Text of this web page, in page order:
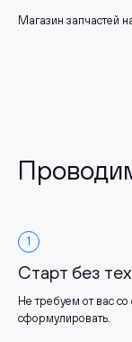
Магазин запчастей
1
Старт без
Не требуем от вас со
сформулировать.